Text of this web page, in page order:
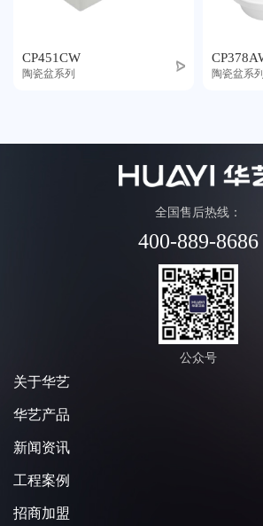
CP451CW
陶瓷盆系列 陶瓷盆系列
全国售后热线：
400-889-8686
公众号
关于华艺
华艺产品
新闻资讯
工程案例
招商加盟